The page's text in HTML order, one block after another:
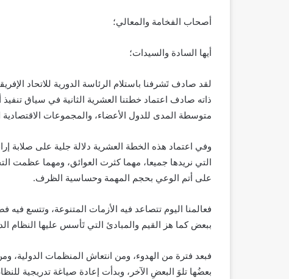
أصحاب الفخامة والمعالي؛
أيها السادة والسيدات؛
لقد صادف تَشرفنا باستلام الرئاسة الدورية للاتحاد
متوسطة المدى للدول الأعضاء، والمجموعات الاقتصادية
وفي اعتماد هذه الخطة العشرية دلالة جلية على صلابة
التي نريدها جميعا، مهما كثرت العوائق، ومهما عظمت
على أتم الوعي بحجم المهمة وحساسية الظرف.
فعالمنا اليوم تتصاعد فيه الأزمات المتنوعة، وتتسع فيه
ببعض كما هز القيم والمبادئ التي تَأسس عليها النظام
فبعد فترة من الهدوء، ومن انتعاش المنظمات الدولية،
بعضُها تلوَ البعضِ الآخر، وبدأت إعادة صياغة تدريجية